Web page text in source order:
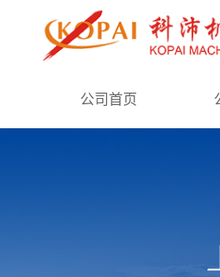
公司首页
公司首页